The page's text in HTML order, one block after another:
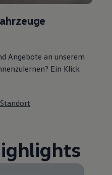
Angebote an unserem
Ein Klick